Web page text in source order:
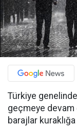
Türkiye
geçmeye devam
barajlar